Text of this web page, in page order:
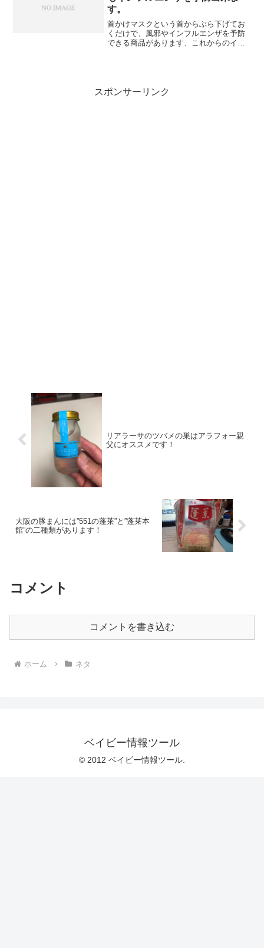
す。
首かけマスクという首からぶら下げてお
くだけで、風邪やインフルエンザを予防
できる商品があります、これからのイン
スポンサーリンク
リアラーサのツバメの巣はアラフォー親
父にオススメです！
大阪の豚まんには”551の蓬莱”と”蓬莱本
館”の二種類があります！
コメント
コメントを書き込む
ホーム ネタ
ベイビー情報ツール
© 2012 ベイビー情報ツール.